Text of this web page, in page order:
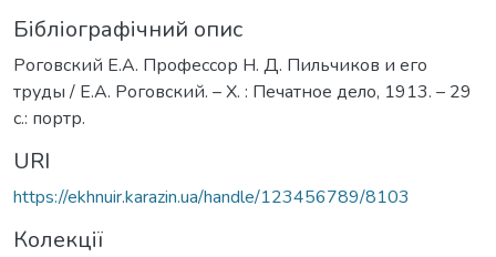
Бібліографічний опис
Роговский Е.А. Профессор Н. Д. Пильчиков и его
труды / Е.А. Роговский. – Х. : Печатное дело, 1913. – 29
с.: портр.
URI
https://ekhnuir.karazin.ua/handle/123456789/8103
Колекції